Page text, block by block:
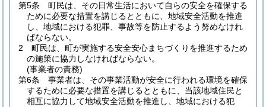
第5条
町民は、その日常生活において自らの安全を確保する
ために必要な措置を講じるとともに、地域安全活動を推進
し、地域における犯罪、事故等を防止するよう努めなけれ
ばならない。
2
町民は、町が実施する安全安心まちづくりを推進するため
の施策に協力しなければならない。
(事業者の責務)
第6条
事業者は、その事業活動が安全に行われる環境を確保
するために必要な措置を講じるとともに、当該地域住民と
相互に協力して地域安全活動を推進し、地域における犯